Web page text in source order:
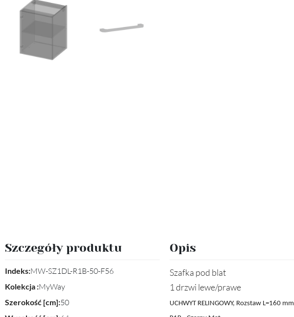
Szczegóły produktu
Indeks:MW-SZ1DL-R1B-50-F56
Kolekcja :MyWay
Szerokość [cm]:50
Opis
Szafka pod blat
1 drzwi lewe/prawe
UCHWYT RELINGOWY, Rozstaw L=160 mm